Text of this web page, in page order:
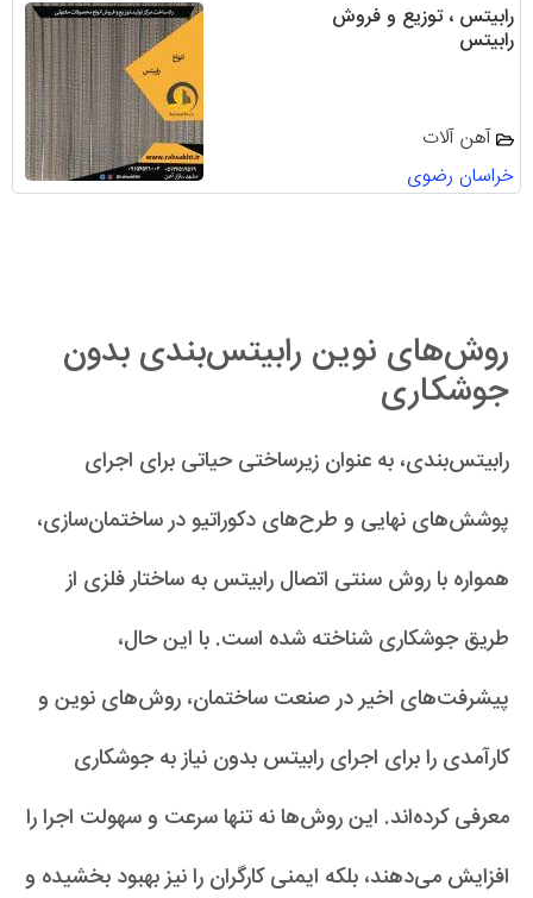
رابیتس ، توزیع و فروش
رابیتس
آهن آلات
خراسان رضوی
روش‌های نوین رابیتس‌بندی بدون
جوشکاری
رابیتس‌بندی، به عنوان زیرساختی حیاتی برای اجرای
پوشش‌های نهایی و طرح‌های دکوراتیو در ساختمان‌سازی،
همواره با روش سنتی اتصال رابیتس به ساختار فلزی از
طریق جوشکاری شناخته شده است. با این حال،
پیشرفت‌های اخیر در صنعت ساختمان، روش‌های نوین و
کارآمدی را برای اجرای رابیتس بدون نیاز به جوشکاری
معرفی کرده‌اند. این روش‌ها نه تنها سرعت و سهولت اجرا را
افزایش می‌دهند، بلکه ایمنی کارگران را نیز بهبود بخشیده و